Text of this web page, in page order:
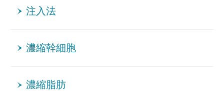
注入法
濃縮幹細胞
濃縮脂肪